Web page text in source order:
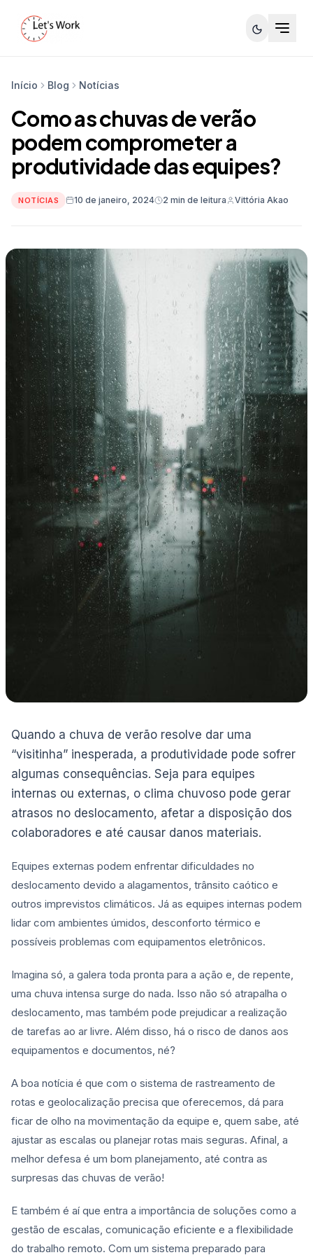
Início Blog Notícias
Como as chuvas de verão
podem comprometer a
produtividade das equipes?
NOTÍCIAS 10 de janeiro, 2024 2 min de leitura Vittória Akao
Quando a chuva de verão resolve dar uma
“visitinha” inesperada, a produtividade pode sofrer
algumas consequências. Seja para equipes
internas ou externas, o clima chuvoso pode gerar
atrasos no deslocamento, afetar a disposição dos
colaboradores e até causar danos materiais.
Equipes externas podem enfrentar dificuldades no
deslocamento devido a alagamentos, trânsito caótico e
outros imprevistos climáticos. Já as equipes internas podem
lidar com ambientes úmidos, desconforto térmico e
possíveis problemas com equipamentos eletrônicos.
Imagina só, a galera toda pronta para a ação e, de repente,
uma chuva intensa surge do nada. Isso não só atrapalha o
deslocamento, mas também pode prejudicar a realização
de tarefas ao ar livre. Além disso, há o risco de danos aos
equipamentos e documentos, né?
A boa notícia é que com o sistema de rastreamento de
rotas e geolocalização precisa que oferecemos, dá para
ficar de olho na movimentação da equipe e, quem sabe, até
ajustar as escalas ou planejar rotas mais seguras. Afinal, a
melhor defesa é um bom planejamento, até contra as
surpresas das chuvas de verão!
E também é aí que entra a importância de soluções como a
gestão de escalas, comunicação eficiente e a flexibilidade
do trabalho remoto. Com um sistema preparado para